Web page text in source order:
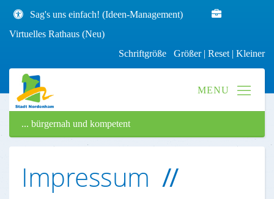
Sag's uns einfach! (Ideen-Management)
Virtuelles Rathaus (Neu)
Schriftgröße Größer| Reset | Kleiner
... bürgernah und kompetent
Impressum